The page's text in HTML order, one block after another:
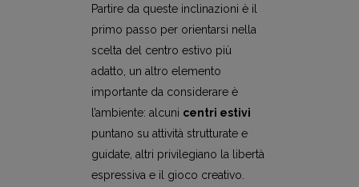
Partire da queste inclinazioni è il
primo passo per orientarsi nella
scelta del centro estivo più
adatto, un altro elemento
importante da considerare è
l’ambiente: alcuni centri estivi
puntano su attività strutturate e
guidate, altri privilegiano la libertà
espressiva e il gioco creativo.